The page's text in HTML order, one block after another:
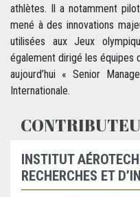
athlètes. Il a notamment
mené à des innovations
utilisées aux Jeux
également dirigé les
aujourd’hui « Senior
Internationale.
INSTITUT
RECHERCHES ET